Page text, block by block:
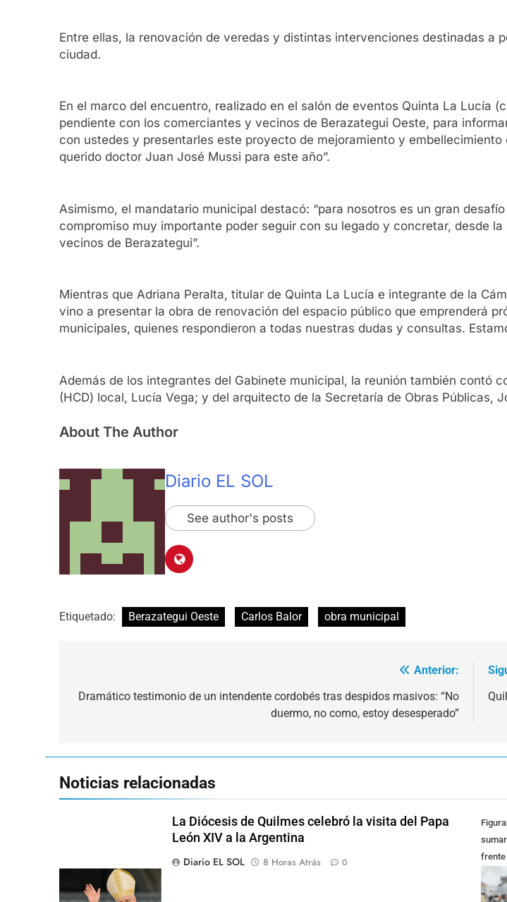
Entre ellas, la renovación de veredas y distintas intervenciones destinadas a
ciudad.
En el marco del encuentro, realizado en el salón de eventos Quinta La Lucía
pendiente con los comerciantes y vecinos de Berazategui Oeste, para
con ustedes y presentarles este proyecto de mejoramiento y
querido doctor Juan José Mussi para este año”.
Asimismo, el mandatario municipal destacó: “para nosotros es un gran
compromiso muy importante poder seguir con su legado y concretar, desde
vecinos de Berazategui”.
Mientras que Adriana Peralta, titular de Quinta La Lucía e integrante de la
vino a presentar la obra de renovación del espacio público que emprenderá
municipales, quienes respondieron a todas nuestras dudas y consultas.
Además de los integrantes del Gabinete municipal, la reunión también contó
(HCD) local, Lucía Vega; y del arquitecto de la Secretaría de Obras
About The Author
Diario EL SOL
See author's posts
Etiquetado: Berazategui Oeste Carlos Balor obra municipal
de
Anterior:
Dramático testimonio de un intendente cordobés tras despidos masivos: “No
duermo, no como, estoy desesperado”
Noticias relacionadas
La Diócesis de Quilmes celebró la visita del Papa
León XIV a la Argentina
Diario EL SOL
8 Horas Atrás 0
frente